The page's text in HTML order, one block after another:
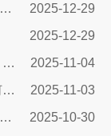
西班牙上市公司展台搭建公司：助力品牌腾飞的关键合作伙伴
2025-12-29
2025-12-29
2025荷兰展台设计搭建发展报告：绿色、智能与沉浸式体验引领未来
2025-11-04
2025北京展台设计搭建商终极指南：如何避开三大陷阱让展会投入物超所值
2025-11-03
南非展台设计搭建商终极指南：数据驱动策略引爆展会ROI​​
2025-10-30